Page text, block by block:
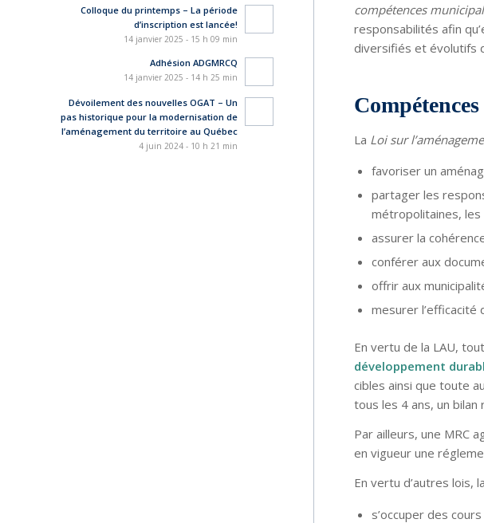
compétences
responsabilités afin
diversifiés et évolutifs
La Loi sur
favoriser un
partager les
métropolitaines, les
assurer la
conférer aux
offrir aux
mesurer l’efficacité
En vertu de la LAU,
développement
cibles ainsi que toute
tous les 4 ans, un bilan
Par ailleurs, une MRC
en vigueur une
En vertu d’autres lois,
s’occuper des
Colloque du printemps – La période
d’inscription est lancée!
14 janvier 2025 - 15 h 09 min
Adhésion ADGMRCQ
14 janvier 2025 - 14 h 25 min
Dévoilement des nouvelles OGAT – Un
pas historique pour la modernisation de
l’aménagement du territoire au Québec
4 juin 2024 - 10 h 21 min